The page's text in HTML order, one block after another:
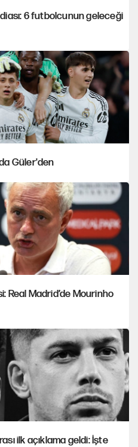
6 futbolcunun geleceği
Güler'den
Real Madrid’de Mourinho
ilk açıklama geldi: İşte